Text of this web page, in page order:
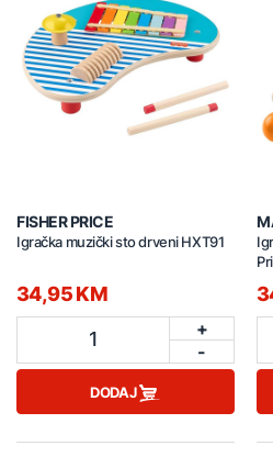
FISHER PRICE
Igračka muzički sto drveni HXT91
34,95 KM
1
+
-
DODAJ